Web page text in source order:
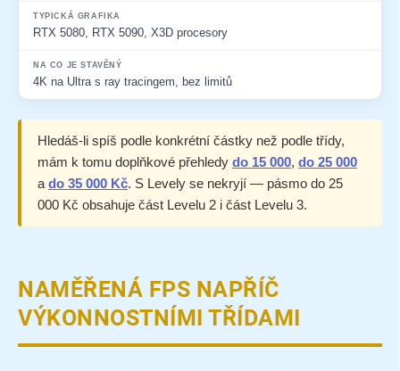
RTX 5080, RTX 5090, X3D procesory
4K na Ultra s ray tracingem, bez limitů
Hledáš-li spíš podle konkrétní částky než podle třídy,
mám k tomu doplňkové přehledy do 15 000, do 25 000
a do 35 000 Kč. S Levely se nekryjí — pásmo do 25
000 Kč obsahuje část Levelu 2 i část Levelu 3.
NAMĚŘENÁ FPS NAPŘÍČ
VÝKONNOSTNÍMI TŘÍDAMI